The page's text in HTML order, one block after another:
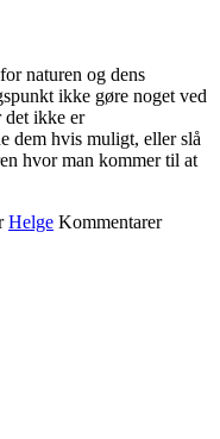
naturen og dens
ikke gøre noget ved
det ikke er
dem hvis muligt, eller slå
hvor man kommer til at
Helge Kommentarer